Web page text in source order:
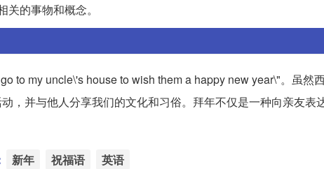
的事物和概念。
to my uncle\'s house to wish them a happy new year\"。虽然
，并与他人分享我们的文化和习俗。拜年不仅是一种向亲友表
新年 祝福语 英语